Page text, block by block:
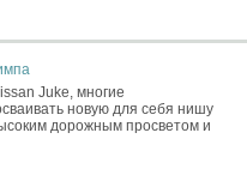
Juke, многие
новую для себя нишу
дорожным просветом и